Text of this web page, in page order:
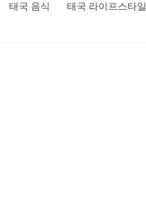
태국 음식 태국 라이프스타일